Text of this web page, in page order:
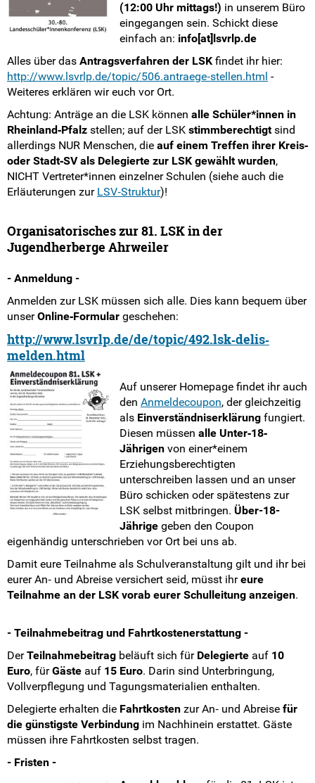
(12:00 Uhr mittags!) in unserem Büro
eingegangen sein. Schickt diese
einfach an: info[at]lsvrlp.de
Alles über das Antragsverfahren der LSK findet ihr hier:
http://www.lsvrlp.de/topic/506.antraege‐stellen.html -
Weiteres erklären wir euch vor Ort.
Achtung: Anträge an die LSK können alle Schüler*innen in
Rheinland‐Pfalz stellen; auf der LSK stimmberechtigtsind
allerdings NUR Menschen, die auf einem Treffen ihrer Kreis‐
oder Stadt‐SV als Delegierte zur LSK gewählt wurden,
NICHT Vertreter*innen einzelner Schulen (siehe auch die
Erläuterungen zur LSV‐Struktur)!
Organisatorisches zur 81. LSK in der
Jugendherberge Ahrweiler
- Anmeldung -
Anmelden zur LSK müssen sich alle. Dies kann bequem über
unserOnline‐Formular geschehen:
http://www.lsvrlp.de/de/topic/492.lsk‐delis‐
melden.html
Auf unserer Homepage findet ihr auch
den Anmeldecoupon, der gleichzeitig
als Einverständniserklärung fungiert.
Diesen müssen alle Unter‐18‐
Jährigen von einer*einem
Erziehungsberechtigten
unterschreiben lassen und an unser
Büro schicken oder spätestens zur
LSK selbst mitbringen. Über-18-
Jährige geben den Coupon
eigenhändig unterschrieben vor Ort bei uns ab.
Damit eure Teilnahme als Schulveranstaltung gilt und ihr bei
eurer An‐ und Abreise versichert seid, müsst ihreure
Teilnahme an der LSK vorab eurer Schulleitung anzeigen.
- Teilnahmebeitrag und Fahrtkostenerstattung -
DerTeilnahmebeitrag beläuft sich für Delegierte auf 10
Euro, fürGäste auf 15 Euro. Darin sind Unterbringung,
Vollverpflegung und Tagungsmaterialien enthalten.
Delegierte erhalten die Fahrtkosten zur An‐ und Abreise für
die günstigste Verbindung im Nachhinein erstattet. Gäste
müssen ihre Fahrtkosten selbst tragen.
- Fristen -